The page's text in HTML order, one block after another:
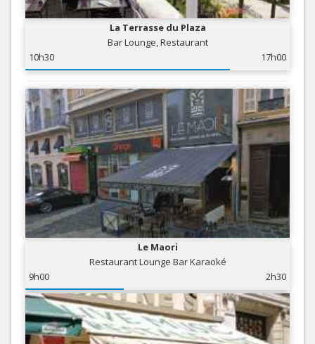
La Terrasse du Plaza
Bar Lounge, Restaurant
10h30
17h00
Le Maori
Restaurant Lounge Bar Karaoké
9h00
2h30